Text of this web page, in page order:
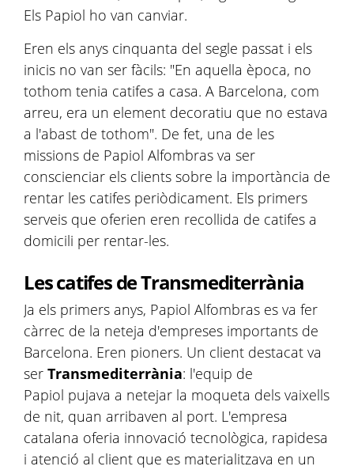
Els Papiol ho van canviar.
Eren els anys cinquanta del segle passat i els
inicis no van ser fàcils: "En aquella època, no
tothom tenia catifes a casa. A Barcelona, com
arreu, era un element decoratiu que no estava
a l'abast de tothom". De fet, una de les
missions de Papiol Alfombras va ser
conscienciar els clients sobre la importància de
rentar les catifes periòdicament. Els primers
serveis que oferien eren recollida de catifes a
domicili per rentar-les.
Les catifes de Transmediterrània
Ja els primers anys, Papiol Alfombras es va fer
càrrec de la neteja d'empreses importants de
Barcelona. Eren pioners. Un client destacat va
ser Transmediterrània: l'equip de
Papiol pujava a netejar la moqueta dels vaixells
de nit, quan arribaven al port. L'empresa
catalana oferia innovació tecnològica, rapidesa
i atenció al client que es materialitzava en un